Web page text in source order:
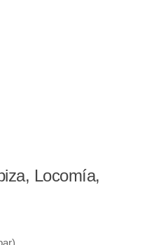
Locomía,